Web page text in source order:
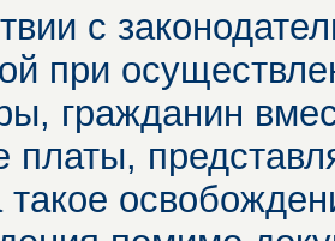
с
при
гражданин
платы,
такое